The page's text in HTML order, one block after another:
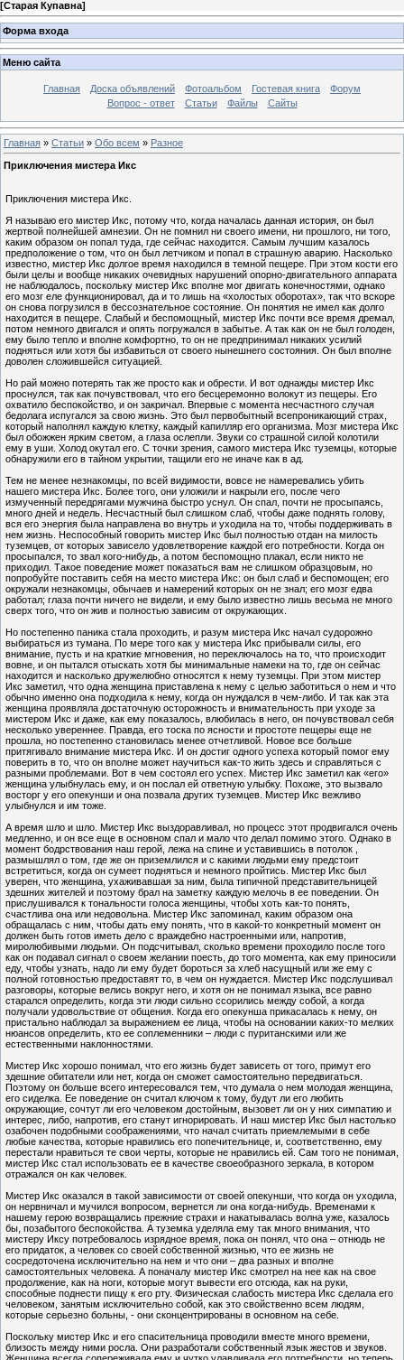
[Старая Купавна]
Форма входа
Меню сайта
Главная Доска объявлений Фотоальбом Гостевая книга
Форум
Вопрос - ответ
Статьи Файлы Сайты
Главная » Статьи » Обо всем » Разное
Приключения мистера Икс
Приключения мистера Икс.
Я называю его мистер Икс, потому что, когда началась данная история, он был
жертвой полнейшей амнезии. Он не помнил ни своего имени, ни прошлого, ни того,
каким образом он попал туда, где сейчас находится. Самым лучшим казалось
предположение о том, что он был летчиком и попал в страшную аварию. Насколько
известно, мистер Икс долгое время находился в темной пещере. При этом кости его
были целы и вообще никаких очевидных нарушений опорно-двигательного аппарата
не наблюдалось, поскольку мистер Икс вполне мог двигать конечностями, однако
его мозг еле функционировал, да и то лишь на «холостых оборотах», так что вскоре
он снова погрузился в бессознательное состояние. Он понятия не имел как долго
находится в пещере. Слабый и беспомощный, мистер Икс почти все время дремал,
потом немного двигался и опять погружался в забытье. А так как он не был голоден,
ему было тепло и вполне комфортно, то он не предпринимал никаких усилий
подняться или хотя бы избавиться от своего нынешнего состояния. Он был вполне
доволен сложившейся ситуацией.
Но рай можно потерять так же просто как и обрести. И вот однажды мистер Икс
проснулся, так как почувствовал, что его бесцеремонно волокут из пещеры. Его
охватило беспокойство, и он закричал. Впервые с момента несчастного случая
бедолага испугался за свою жизнь. Это был первобытный всепроникающий страх,
который наполнял каждую клетку, каждый капилляр его организма. Мозг мистера Икс
был обожжен ярким светом, а глаза ослепли. Звуки со страшной силой колотили
ему в уши. Холод окутал его. С точки зрения, самого мистера Икс туземцы, которые
обнаружили его в тайном укрытии, тащили его не иначе как в ад.
Тем не менее незнакомцы, по всей видимости, вовсе не намеревались убить
нашего мистера Икс. Более того, они уложили и накрыли его, после чего
измученный передрягами мужчина быстро уснул. Он спал, почти не просыпаясь,
много дней и недель. Несчастный был слишком слаб, чтобы даже поднять голову,
вся его энергия была направлена во внутрь и уходила на то, чтобы поддерживать в
нем жизнь. Неспособный говорить мистер Икс был полностью отдан на милость
туземцев, от которых зависело удовлетворение каждой его потребности. Когда он
просыпался, то звал кого-нибудь, а потом беспомощно плакал, если никто не
приходил. Такое поведение может показаться вам не слишком образцовым, но
попробуйте поставить себя на место мистера Икс: он был слаб и беспомощен; его
окружали незнакомцы, обычаев и намерений которых он не знал; его мозг едва
работал; глаза почти ничего не видели, и ему было известно лишь весьма не много
сверх того, что он жив и полностью зависим от окружающих.
Но постепенно паника стала проходить, и разум мистера Икс начал судорожно
выбираться из тумана. По мере того как у мистера Икс прибывали силы, его
внимание, пусть и на краткие мгновения, но переключалось на то, что происходит
вовне, и он пытался отыскать хотя бы минимальные намеки на то, где он сейчас
находится и насколько дружелюбно относятся к нему туземцы. При этом мистер
Икс заметил, что одна женщина приставлена к нему с целью заботиться о нем и что
обычно именно она подходила к нему, когда он нуждался в чем-либо. И так как эта
женщина проявляла достаточную осторожность и внимательность при уходе за
мистером Икс и даже, как ему показалось, влюбилась в него, он почувствовал себя
несколько увереннее. Правда, его тоска по ясности и простоте пещеры еще не
прошла, но постепенно становилась менее отчетливой. Новое все больше
притягивало внимание мистера Икс. И он достиг одного успеха который помог ему
поверить в то, что он вполне может научиться как-то жить здесь и справляться с
разными проблемами. Вот в чем состоял его успех. Мистер Икс заметил как «его»
женщина улыбнулась ему, и он послал ей ответную улыбку. Похоже, это вызвало
восторг у его опекунши и она позвала других туземцев. Мистер Икс вежливо
улыбнулся и им тоже.
А время шло и шло. Мистер Икс выздоравливал, но процесс этот продвигался очень
медленно, и он все еще в основном спал и мало что делал помимо этого. Однако в
момент бодрствования наш герой, лежа на спине и уставившись в потолок ,
размышлял о том, где же он приземлился и с какими людьми ему предстоит
встретиться, когда он сумеет подняться и немного пройтись. Мистер Икс был
уверен, что женщина, ухаживавшая за ним, была типичной представительницей
здешних жителей и поэтому брал на заметку каждую мелочь в ее поведении. Он
прислушивался к тональности голоса женщины, чтобы хоть как-то понять,
счастлива она или недовольна. Мистер Икс запоминал, каким образом она
обращалась с ним, чтобы дать ему понять, что в какой-то конкретный момент он
должен быть готов иметь дело с враждебно настроенными или, напротив,
миролюбивыми людьми. Он подсчитывал, сколько времени проходило после того
как он подавал сигнал о своем желании поесть, до того момента, как ему приносили
еду, чтобы узнать, надо ли ему будет бороться за хлеб насущный или же ему с
полной готовностью предоставят то, в чем он нуждается. Мистер Икс подслушивал
разговоры, которые велись вокруг него, и хотя он не понимал языка, все равно
старался определить, когда эти люди сильно ссорились между собой, а когда
получали удовольствие от общения. Когда его опекунша прикасалась к нему, он
пристально наблюдал за выражением ее лица, чтобы на основании каких-то мелких
нюансов определить, кто ее соплеменники – люди с пуританскими или же
естественными наклонностями.
Мистер Икс хорошо понимал, что его жизнь будет зависеть от того, примут его
здешние обитатели или нет, когда он сможет самостоятельно передвигаться.
Поэтому он больше всего интересовался тем, что думала о нем молодая женщина,
его сиделка. Ее поведение он считал ключом к тому, будут ли его любить
окружающие, сочтут ли его человеком достойным, вызовет ли он у них симпатию и
интерес, либо, напротив, его станут игнорировать. И наш мистер Икс был настолько
озабочен подобными соображениями, что начал считать приемлемыми в себе
любые качества, которые нравились его попечительнице, и, соответственно, ему
перестали нравиться те свои черты, которые не нравились ей. Сам того не понимая,
мистер Икс стал использовать ее в качестве своеобразного зеркала, в котором
отражался он как человек.
Мистер Икс оказался в такой зависимости от своей опекунши, что когда он уходила,
он нервничал и мучился вопросом, вернется ли она когда-нибудь. Временами к
нашему герою возвращались прежние страхи и накатывалась волна уже, казалось
бы, позабытого беспокойства. А туземка уделяла ему так много внимания, что
мистеру Иксу потребовалось изрядное время, пока он понял, что она – отнюдь не
его придаток, а человек со своей собственной жизнью, что ее жизнь не
сосредоточена исключительно на нем и что они – два разных и вполне
самостоятельных человека. А поначалу мистер Икс смотрел на нее как на свое
продолжение, как на ноги, которые могут вывести его отсюда, как на руки,
способные поднести пищу к его рту. Физическая слабость мистера Икс сделала его
человеком, занятым исключительно собой, как это свойственно всем людям,
которые серьезно больны, - они сконцентрированы в основном на себе.
Поскольку мистер Икс и его спасительница проводили вместе много времени,
близость между ними росла. Они разработали собственный язык жестов и звуков.